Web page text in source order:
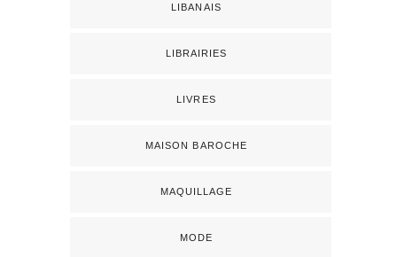
LIBANAIS
LIBRAIRIES
LIVRES
MAISON BAROCHE
MAQUILLAGE
MODE